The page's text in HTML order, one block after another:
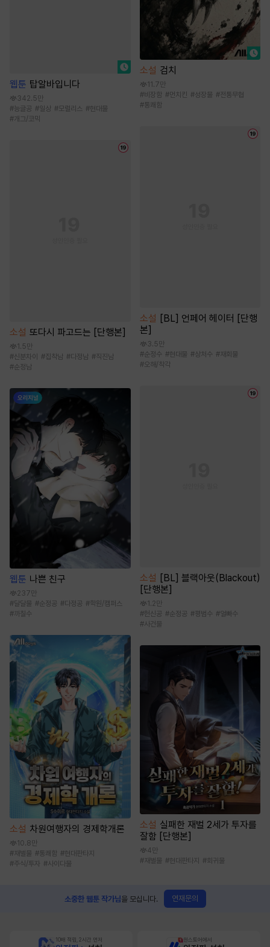
웹툰 탑알바입니다
342.5만
#능글공 #일상 #모럴리스 #현대물
# 개그/코믹
소설 또다시 파고드는 [단행본]
1.5만
#신분차이 #집착남 #다정남 #직진남
#순정남
웹툰 나쁜 친구
237만
#달달물 #순정공 #다정공 #학원/캠퍼스
#까칠수
소설 차원여행자의 경제학개론
10.8만
# 재벌물 #통쾌함 #현대판타지
#주식/투자 #사이다물
소설 검치
11.7만
#비장함 #먼치킨 #성장물 #전통무협
#통쾌함
소설 [BL] 언페어 헤이터 [단행
본]
3.5만
#순정수 #현대물 #상처수 #재회물
#오해/착각
소설 [BL] 블랙아웃(Blackout)
[단행본]
1.2만
#헌신공 #순정공 #평범수 #얼빠수
#사건물
소설 실패한 재벌 2세가 투자를
잘함 [단행본]
4만
#재벌물 #현대판타지 #회귀물
소중한 웹툰 작가님을 모십니다. 연재문의
10배 적립, 2시간 먼저 원스토어에서